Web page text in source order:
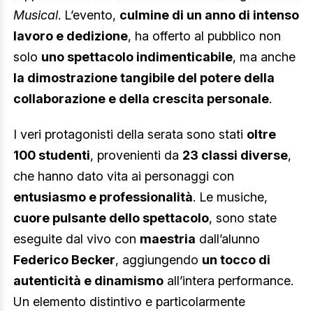
Musical. L’evento, culmine di un anno di intenso
lavoro e dedizione, ha offerto al pubblico non
solo uno spettacolo indimenticabile, ma anche
la dimostrazione tangibile del potere della
collaborazione e della crescita personale.
I veri protagonisti della serata sono stati oltre
100 studenti, provenienti da 23 classi diverse,
che hanno dato vita ai personaggi con
entusiasmo e professionalità. Le musiche,
cuore pulsante dello spettacolo, sono state
eseguite dal vivo con maestria dall’alunno
Federico Becker, aggiungendo un tocco di
autenticità e dinamismo all’intera performance.
Un elemento distintivo e particolarmente